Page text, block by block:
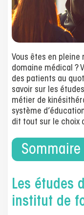
Vous êtes en pleine
domaine médical ?
des patients au
savoir sur les
métier de
système
dit tout sur le choix
Sommaire
Les études
institut de